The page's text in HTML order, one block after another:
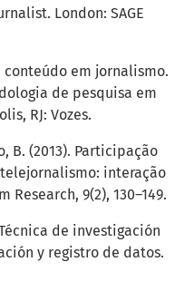
London: SAGE
conteúdo em jornalismo.
de pesquisa em
RJ: Vozes.
B. (2013). Participação
interação
9(2), 130–149.
de investigación
y registro de datos.